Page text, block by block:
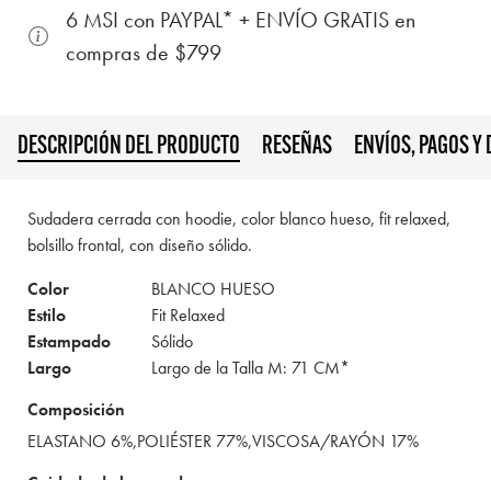
6 MSI con PAYPAL* + ENVÍO GRATIS en
compras de $799
DESCRIPCIÓN DEL PRODUCTO RESEÑAS ENVÍOS, PAGOS Y
Sudadera cerrada con hoodie, color blanco hueso, fit relaxed,
bolsillo frontal, con diseño sólido.
Color
BLANCO HUESO
Estilo
Fit Relaxed
Estampado
Sólido
Largo
Largo de la Talla M: 71 CM*
Composición
ELASTANO 6%,POLIÉSTER 77%,VISCOSA/RAYÓN 17%